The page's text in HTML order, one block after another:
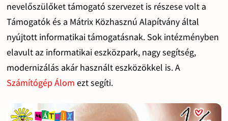
nevelőszülőket támogató szervezet is részese volt a
Támogatók és a Mátrix Közhasznú Alapítvány által
nyújtott informatikai támogatásnak. Sok intézményben
elavult az informatikai eszközpark, nagy segítség,
modernizálás akár használt eszközökkel is. A
Számítógép Álom ezt segíti.